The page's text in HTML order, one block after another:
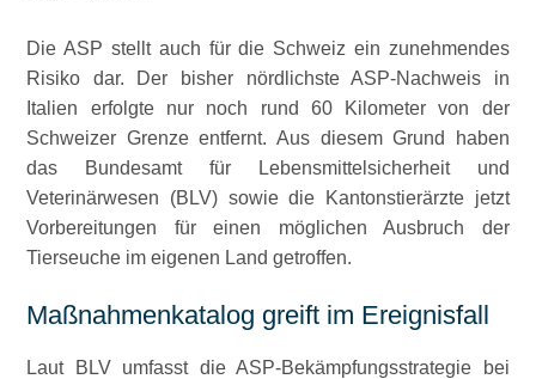
Die ASP stellt auch für die Schweiz ein zunehmendes
Risiko dar. Der bisher nördlichste ASP-Nachweis in
Italien erfolgte nur noch rund 60 Kilometer von der
Schweizer Grenze entfernt. Aus diesem Grund haben
das Bundesamt für Lebensmittelsicherheit und
Veterinärwesen (BLV) sowie die Kantonstierärzte jetzt
Vorbereitungen für einen möglichen Ausbruch der
Tierseuche im eigenen Land getroffen.
Maßnahmenkatalog greift im Ereignisfall
Laut BLV umfasst die ASP-Bekämpfungsstrategie bei